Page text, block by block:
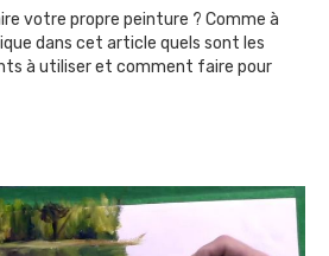
votre propre peinture ? Comme à
dans cet article quels sont les
à utiliser et comment faire pour